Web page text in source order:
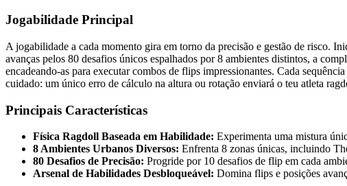
Jogabilidade Principal
A jogabilidade a cada momento gira em torno da precisão e gestão de risco.
avanças pelos 80 desafios únicos espalhados por 8 ambientes distintos, a
encadeando-as para executar combos de flips impressionantes. Cada
cuidado: um único erro de cálculo na altura ou rotação enviará o teu atleta
Principais Características
Física Ragdoll Baseada em Habilidade: Experimenta uma mistura
8 Ambientes Urbanos Diversos: Enfrenta 8 zonas únicas, incluindo
80 Desafios de Precisão: Progride por 10 desafios de flip em cada
Arsenal de Habilidades Desbloqueável: Domina flips e posições